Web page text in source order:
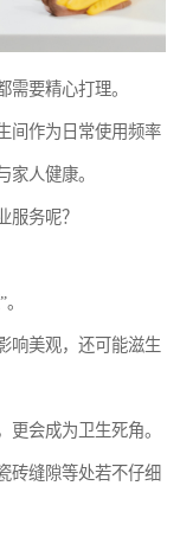
要精心打理。
间作为日常使用频率
人健康。
服务呢？
响美观，还可能滋生
会成为卫生死角。
砖缝隙等处若不仔细